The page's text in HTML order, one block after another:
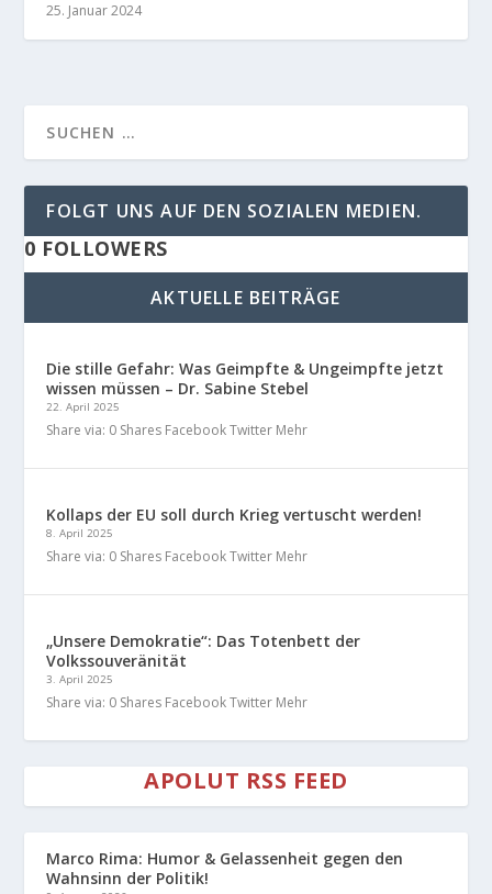
25. Januar 2024
FOLGT UNS AUF DEN SOZIALEN MEDIEN.
0 FOLLOWERS
AKTUELLE BEITRÄGE
Die stille Gefahr: Was Geimpfte & Ungeimpfte jetzt
wissen müssen – Dr. Sabine Stebel
22. April 2025
Share via: 0 Shares Facebook Twitter Mehr
Kollaps der EU soll durch Krieg vertuscht werden!
8. April 2025
Share via: 0 Shares Facebook Twitter Mehr
„Unsere Demokratie“: Das Totenbett der
Volkssouveränität
3. April 2025
Share via: 0 Shares Facebook Twitter Mehr
APOLUT RSS FEED
Marco Rima: Humor & Gelassenheit gegen den
Wahnsinn der Politik!